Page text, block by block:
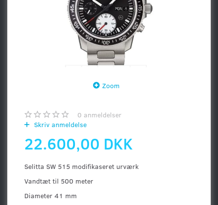
Zoom
0 anmeldelser
Skriv anmeldelse
22.600,00 DKK
Selitta SW 515 modifikaseret urværk
Vandtæt til 500 meter
Diameter 41 mm